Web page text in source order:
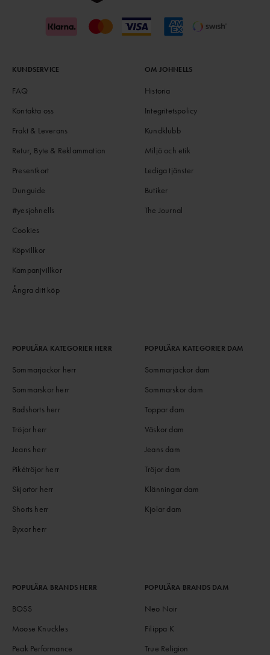
KUNDSERVICE
FAQ
Kontakta oss
Frakt & Leverans
Retur, Byte & Reklammation
Presentkort
Dunguide
#yesjohnells
Cookies
Köpvillkor
Kampanjvillkor
Ångra ditt köp
OM JOHNELLS
Historia
Integritetspolicy
Kundklubb
Miljö och etik
Lediga tjänster
Butiker
The Journal
POPULÄRA KATEGORIER HERR
Sommarjackor herr
Sommarskor herr
Badshorts herr
Tröjor herr
Jeans herr
Pikétröjor herr
Skjortor herr
Shorts herr
Byxor herr
POPULÄRA KATEGORIER DAM
Sommarjackor dam
Sommarskor dam
Toppar dam
Väskor dam
Jeans dam
Tröjor dam
Klänningar dam
Kjolar dam
POPULÄRA BRANDS HERR
BOSS
Moose Knuckles
Peak Performance
POPULÄRA BRANDS DAM
Neo Noir
Filippa K
True Religion